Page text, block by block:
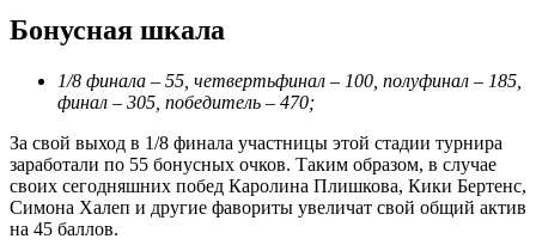
Бонусная шкала
1/8 финала – 55, четвертьфинал – 100, полуфинал – 185,
финал – 305, победитель – 470;
За свой выход в 1/8 финала участницы этой стадии турнира
заработали по 55 бонусных очков. Таким образом, в случае
своих сегодняшних побед Каролина Плишкова, Кики Бертенс,
Симона Халеп и другие фавориты увеличат свой общий актив
на 45 баллов.